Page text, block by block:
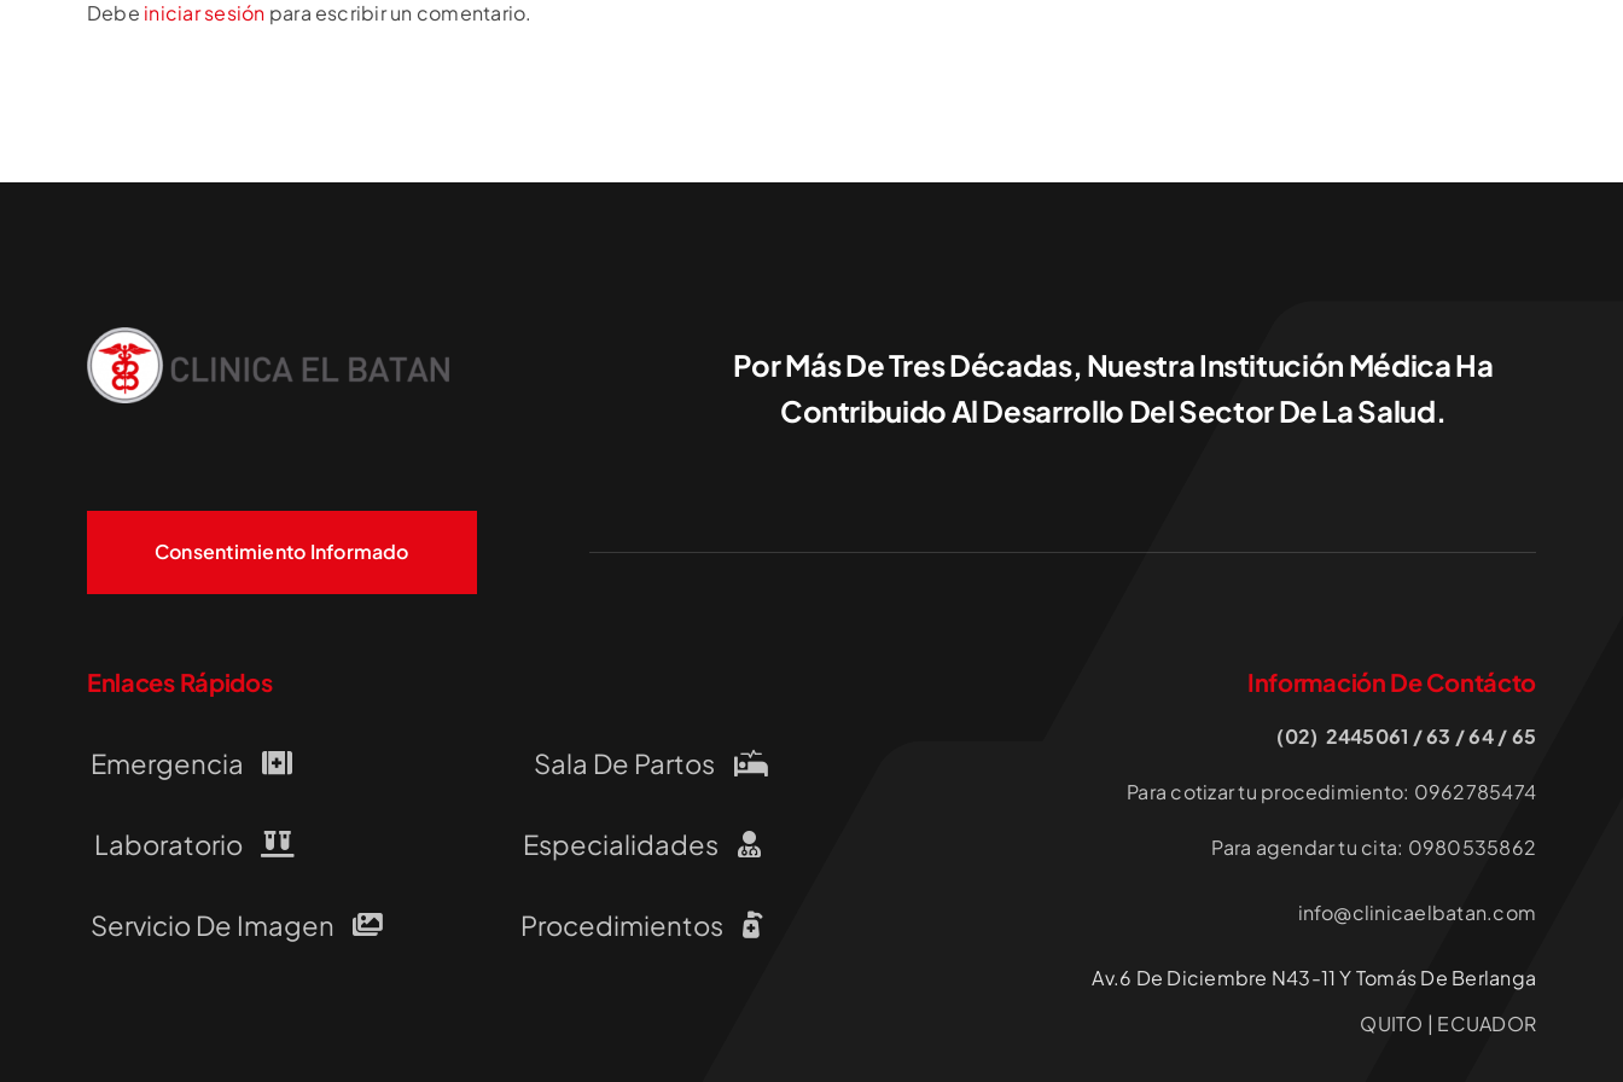
Debe iniciar sesión para escribir un comentario.
Por Más De Tres Décadas, Nuestra Institución Médica Ha
Contribuido Al Desarrollo Del Sector De La Salud.
Consentimiento Informado
Enlaces Rápidos
Emergencia
Laboratorio
Servicio De Imagen
Sala De Partos
Especialidades
Procedimientos
Información De Contácto
(02) 2445061 / 63 / 64 / 65
Para cotizar tu procedimiento: 0962785474
Para agendar tu cita: 0980535862
info@clinicaelbatan.com
Av.6 De Diciembre N43-11 Y Tomás De Berlanga
QUITO | ECUADOR